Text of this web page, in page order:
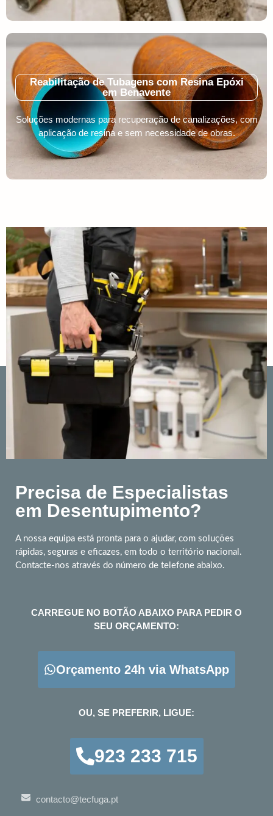
Reabilitação de Tubagens com Resina Epóxi
em Benavente
Soluções modernas para recuperação de canalizações, com
aplicação de resina e sem necessidade de obras.
Precisa de Especialistas
em Desentupimento?
A nossa equipa está pronta para o ajudar, com soluções
rápidas, seguras e eficazes, em todo o território nacional.
Contacte-nos através do número de telefone abaixo.
CARREGUE NO BOTÃO ABAIXO PARA PEDIR O
SEU ORÇAMENTO:
Orçamento 24h via WhatsApp
OU, SE PREFERIR, LIGUE:
923 233 715
contacto@tecfuga.pt